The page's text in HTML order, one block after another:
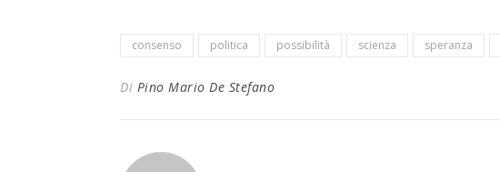
consenso politica possibilità scienza speranza
Di Pino Mario De Stefano